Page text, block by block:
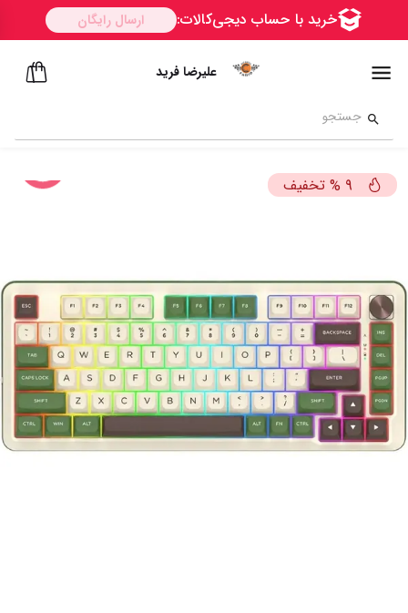
علیرضا فرید
9
% تخفیف